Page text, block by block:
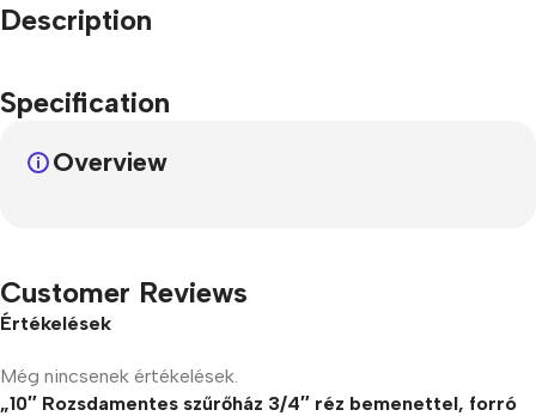
Description
Specification
Overview
Customer Reviews
Értékelések
Még nincsenek értékelések.
„10″ Rozsdamentes szűrőház 3/4″ réz bemenettel, forró